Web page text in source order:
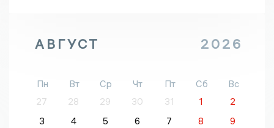
АВГУСТ 2026
Пн Вт Ср Чт Пт Сб
Вс
27
28 29 30 31 1
2
3
4 5 6 7 8
9